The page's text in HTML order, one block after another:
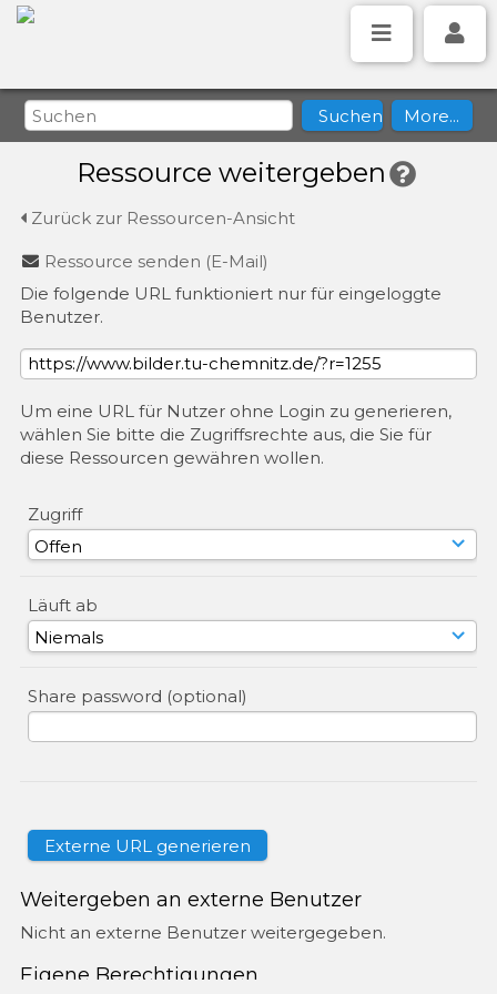
Ressource weitergeben
Zurück zur Ressourcen-Ansicht
Ressource senden (E-Mail)
Die folgende URL funktioniert nur für eingeloggte
Benutzer.
Um eine URL für Nutzer ohne Login zu generieren,
wählen Sie bitte die Zugriffsrechte aus, die Sie für
diese Ressourcen gewähren wollen.
Zugriff
Läuft ab
Share password (optional)
Weitergeben an externe Benutzer
Nicht an externe Benutzer weitergegeben.
Eigene Berechtigungen